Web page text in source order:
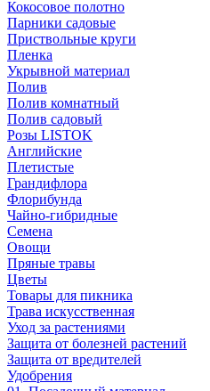
Кокосовое полотно
Парники садовые
Приствольные круги
Пленка
Укрывной материал
Полив
Полив комнатный
Полив садовый
Розы LISTOK
Английские
Плетистые
Грандифлора
Флорибунда
Чайно-гибридные
Семена
Овощи
Пряные травы
Цветы
Товары для пикника
Трава искусственная
Уход за растениями
Защита от болезней растений
Защита от вредителей
Удобрения